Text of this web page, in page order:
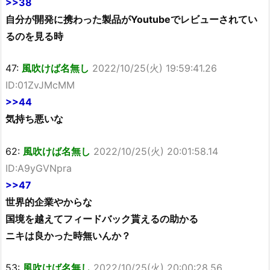
自分が開発に携わった製品がYoutubeでレビューされてい
るのを見る時
47: 風吹けば名無し 2022/10/25(火) 19:59:41.26
ID:01ZvJMcMM
>>44
気持ち悪いな
62: 風吹けば名無し 2022/10/25(火) 20:01:58.14
ID:A9yGVNpra
>>47
世界的企業やからな
国境を越えてフィードバック貰えるの助かる
ニキは良かった時無いんか？